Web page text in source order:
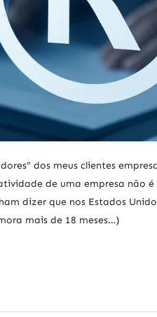
dos meus clientes
de uma empresa não
dizer que nos Estados
mais de 18 meses…)